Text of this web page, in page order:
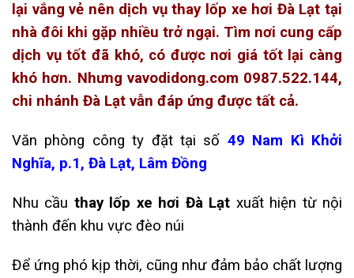
lại vắng vẻ nên dịch vụ thay lốp xe hơi Đà Lạt tại
nhà đôi khi gặp nhiều trở ngại. Tìm nơi cung cấp
dịch vụ tốt đã khó, có được nơi giá tốt lại càng
khó hơn. Nhưng vavodidong.com 0987.522.144,
chi nhánh Đà Lạt vẫn đáp ứng được tất cả.
Văn phòng công ty đặt tại số 49 Nam Kì Khởi
Nghĩa, p.1, Đà Lạt, Lâm Đồng
Nhu cầu thay lốp xe hơi Đà Lạt xuất hiện từ nội
thành đến khu vực đèo núi
Để ứng phó kịp thời, cũng như đảm bảo chất lượng